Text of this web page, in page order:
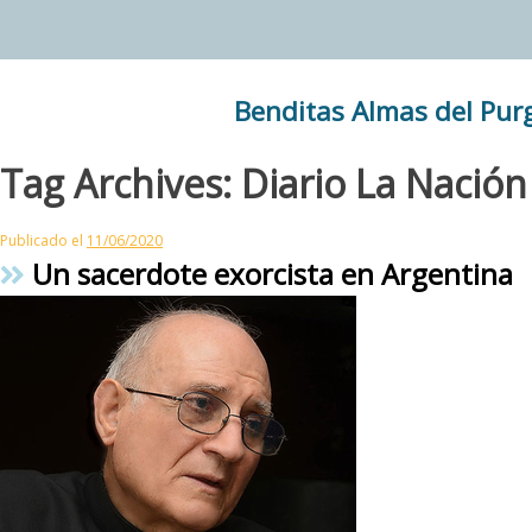
Benditas Almas del
Tag Archives: Diario La Nación
Publicado el 11/06/2020
Un sacerdote exorcista en Argentina